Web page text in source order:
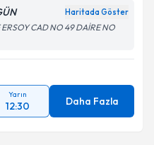
Haritada Göster
CAD NO 49 DAİRE NO
Yarın
12:30 Daha Fazla